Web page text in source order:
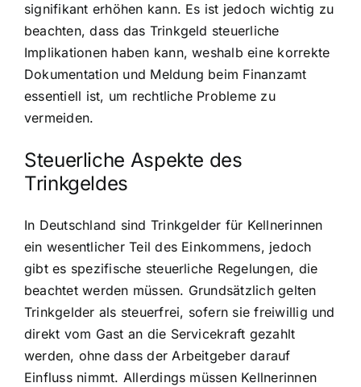
signifikant erhöhen kann. Es ist jedoch wichtig zu
beachten, dass das Trinkgeld steuerliche
Implikationen haben kann, weshalb eine korrekte
Dokumentation und Meldung beim Finanzamt
essentiell ist, um rechtliche Probleme zu
vermeiden.
Steuerliche Aspekte des
Trinkgeldes
In Deutschland sind Trinkgelder für Kellnerinnen
ein wesentlicher Teil des Einkommens, jedoch
gibt es spezifische steuerliche Regelungen, die
beachtet werden müssen. Grundsätzlich gelten
Trinkgelder als steuerfrei, sofern sie freiwillig und
direkt vom Gast an die Servicekraft gezahlt
werden, ohne dass der Arbeitgeber darauf
Einfluss nimmt. Allerdings müssen Kellnerinnen